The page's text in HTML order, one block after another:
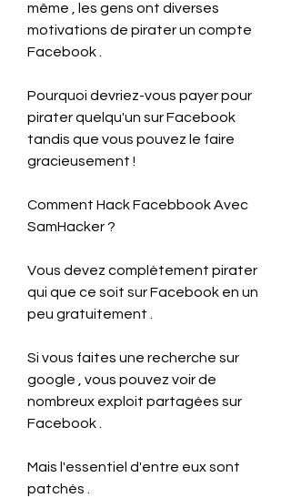
même , les gens ont diverses
motivations de pirater un compte
Facebook .
Pourquoi devriez-vous payer pour
pirater quelqu'un sur Facebook
tandis que vous pouvez le faire
gracieusement !
Comment Hack Facebbook Avec
SamHacker ?
Vous devez complètement pirater
qui que ce soit sur Facebook en un
peu gratuitement .
Si vous faites une recherche sur
google , vous pouvez voir de
nombreux exploit partagées sur
Facebook .
Mais l'essentiel d'entre eux sont
patchés .